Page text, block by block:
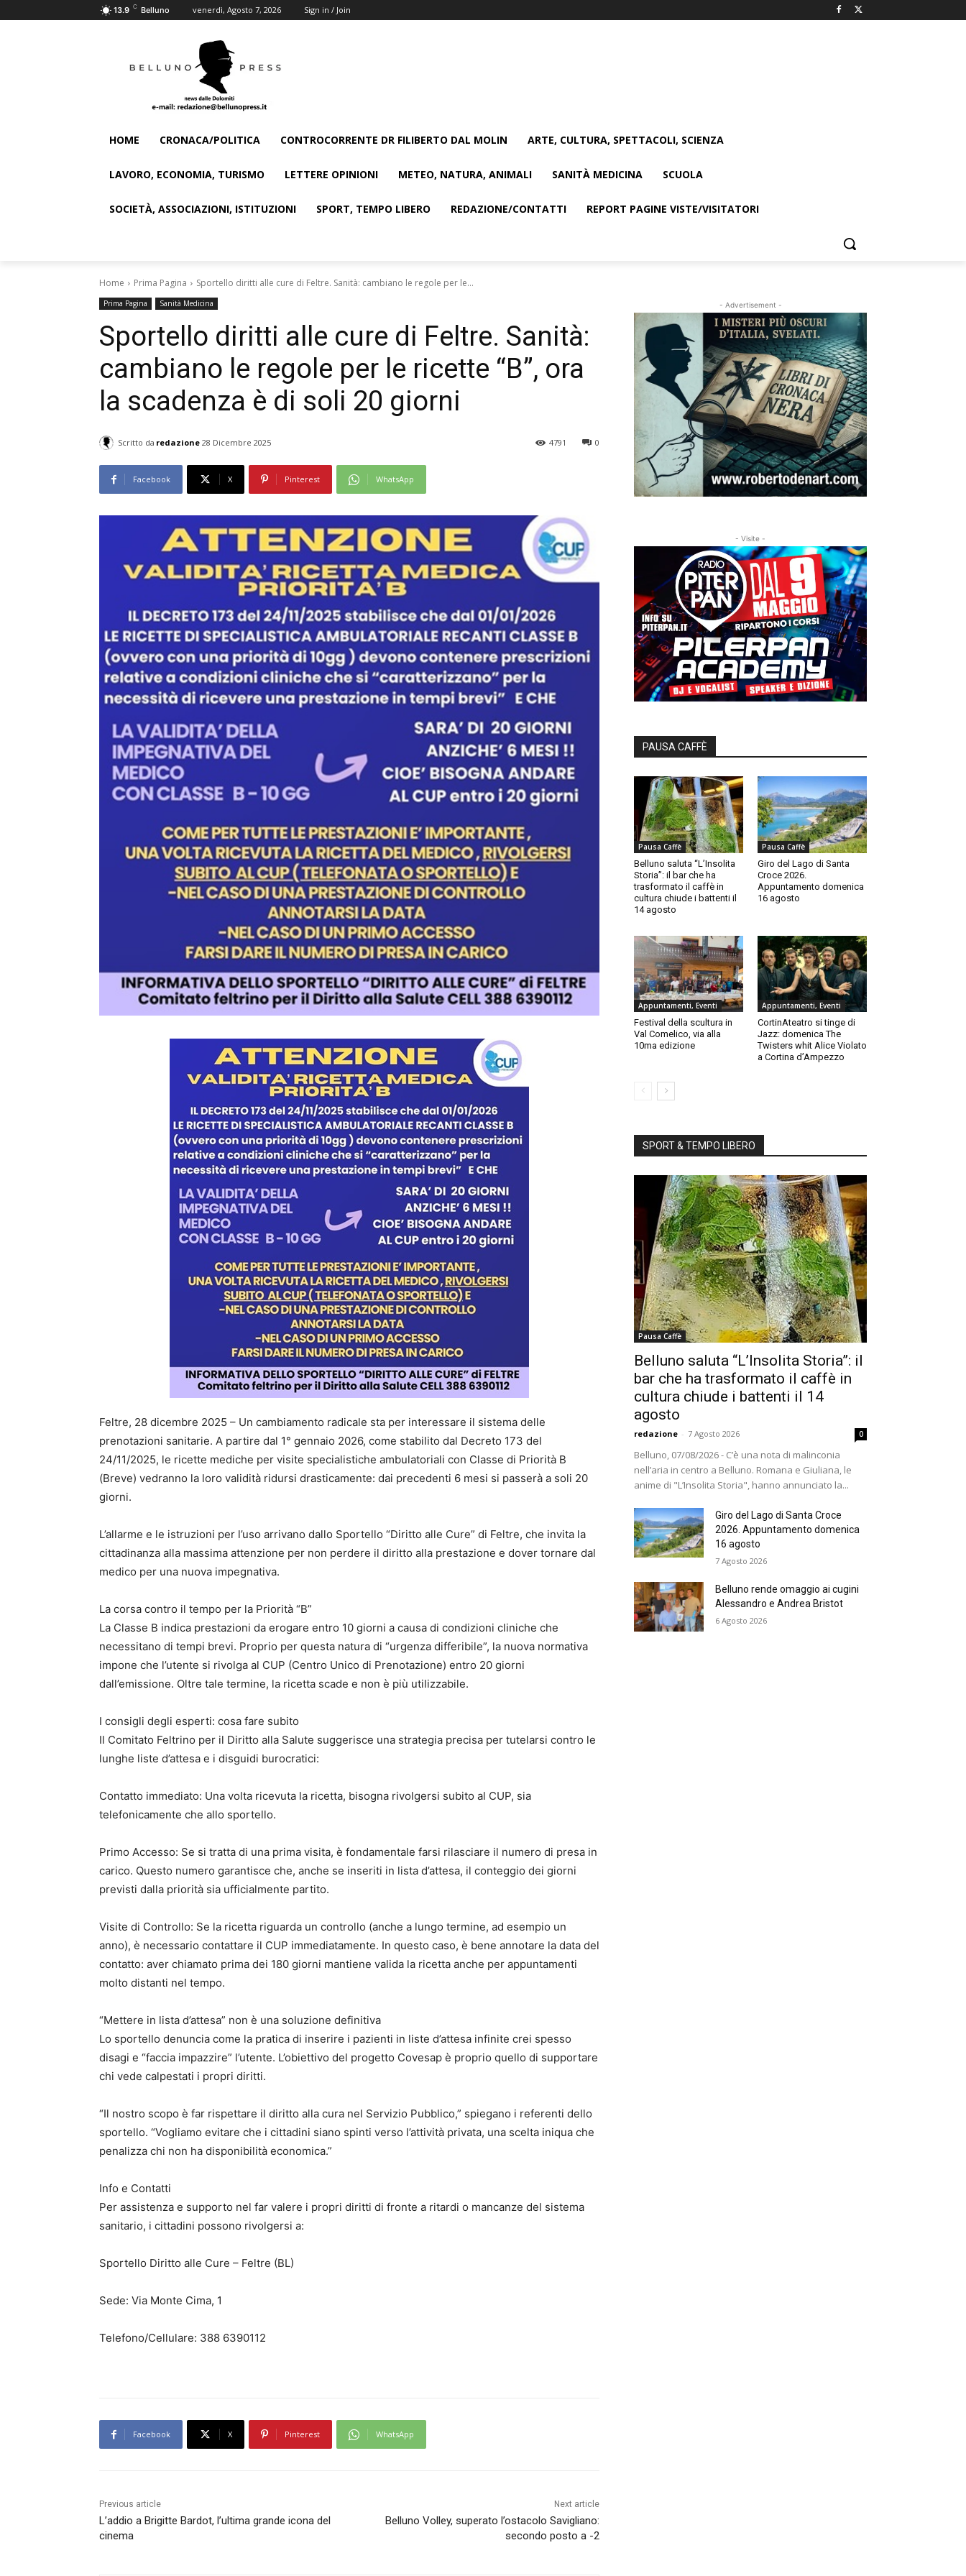
13.9 C Belluno venerdì, Agosto 7, 2026 Sign in / Join
HOME CRONACA/POLITICA CONTROCORRENTE DR FILIBERTO DAL MOLIN ARTE, CULTURA, SPETTACOLI, SCIENZA
LAVORO, ECONOMIA, TURISMO LETTERE OPINIONI METEO, NATURA, ANIMALI SANITÀ MEDICINA SCUOLA
SOCIETÀ, ASSOCIAZIONI, ISTITUZIONI SPORT, TEMPO LIBERO REDAZIONE/CONTATTI REPORT PAGINE VISTE/VISITATORI
Home Prima Pagina Sportello diritti alle cure di Feltre. Sanità: cambiano le regole per le...
Prima Pagina Sanità Medicina
Sportello diritti alle cure di Feltre. Sanità:
cambiano le regole per le ricette “B”, ora
la scadenza è di soli 20 giorni
Scritto da redazione 28 Dicembre 2025 0
4791
Facebook X Pinterest WhatsApp
Feltre, 28 dicembre 2025 – Un cambiamento radicale sta per interessare il sistema delle
prenotazioni sanitarie. A partire dal 1° gennaio 2026, come stabilito dal Decreto 173 del
24/11/2025, le ricette mediche per visite specialistiche ambulatoriali con Classe di Priorità B
(Breve) vedranno la loro validità ridursi drasticamente: dai precedenti 6 mesi si passerà a soli 20
giorni.
L’allarme e le istruzioni per l’uso arrivano dallo Sportello “Diritto alle Cure” di Feltre, che invita la
cittadinanza alla massima attenzione per non perdere il diritto alla prestazione e dover tornare dal
medico per una nuova impegnativa.
La corsa contro il tempo per la Priorità “B”
La Classe B indica prestazioni da erogare entro 10 giorni a causa di condizioni cliniche che
necessitano di tempi brevi. Proprio per questa natura di “urgenza differibile”, la nuova normativa
impone che l’utente si rivolga al CUP (Centro Unico di Prenotazione) entro 20 giorni
dall’emissione. Oltre tale termine, la ricetta scade e non è più utilizzabile.
I consigli degli esperti: cosa fare subito
Il Comitato Feltrino per il Diritto alla Salute suggerisce una strategia precisa per tutelarsi contro le
lunghe liste d’attesa e i disguidi burocratici:
Contatto immediato: Una volta ricevuta la ricetta, bisogna rivolgersi subito al CUP, sia
telefonicamente che allo sportello.
Primo Accesso: Se si tratta di una prima visita, è fondamentale farsi rilasciare il numero di presa in
carico. Questo numero garantisce che, anche se inseriti in lista d’attesa, il conteggio dei giorni
previsti dalla priorità sia ufficialmente partito.
Visite di Controllo: Se la ricetta riguarda un controllo (anche a lungo termine, ad esempio un
anno), è necessario contattare il CUP immediatamente. In questo caso, è bene annotare la data del
contatto: aver chiamato prima dei 180 giorni mantiene valida la ricetta anche per appuntamenti
molto distanti nel tempo.
“Mettere in lista d’attesa” non è una soluzione definitiva
Lo sportello denuncia come la pratica di inserire i pazienti in liste d’attesa infinite crei spesso
disagi e “faccia impazzire” l’utente. L’obiettivo del progetto Covesap è proprio quello di supportare
chi vede calpestati i propri diritti.
“Il nostro scopo è far rispettare il diritto alla cura nel Servizio Pubblico,” spiegano i referenti dello
sportello. “Vogliamo evitare che i cittadini siano spinti verso l’attività privata, una scelta iniqua che
penalizza chi non ha disponibilità economica.”
Info e Contatti
Per assistenza e supporto nel far valere i propri diritti di fronte a ritardi o mancanze del sistema
sanitario, i cittadini possono rivolgersi a:
Sportello Diritto alle Cure – Feltre (BL)
Sede: Via Monte Cima, 1
Telefono/Cellulare: 388 6390112
Facebook X Pinterest WhatsApp
Previous article
L’addio a Brigitte Bardot, l’ultima grande icona del
cinema
Next article
Belluno Volley, superato l’ostacolo Savigliano:
secondo posto a -2
- Advertisement -
- Visite -
PAUSA CAFFÈ
Pausa Caffè
Belluno saluta “L’Insolita
Storia”: il bar che ha
trasformato il caffè in
cultura chiude i battenti il
14 agosto
Pausa Caffè
Giro del Lago di Santa
Croce 2026.
Appuntamento domenica
16 agosto
Appuntamenti, Eventi
Festival della scultura in
Val Comelico, via alla
10ma edizione
Appuntamenti, Eventi
CortinAteatro si tinge di
Jazz: domenica The
Twisters whit Alice Violato
a Cortina d’Ampezzo
SPORT & TEMPO LIBERO
Pausa Caffè
Belluno saluta “L’Insolita Storia”: il
bar che ha trasformato il caffè in
cultura chiude i battenti il 14
agosto
redazione - 7 Agosto 2026 0
Belluno, 07/08/2026 - C’è una nota di malinconia
nell’aria in centro a Belluno. Romana e Giuliana, le
anime di "L’Insolita Storia", hanno annunciato la...
Giro del Lago di Santa Croce
2026. Appuntamento domenica
16 agosto
7 Agosto 2026
Belluno rende omaggio ai cugini
Alessandro e Andrea Bristot
6 Agosto 2026